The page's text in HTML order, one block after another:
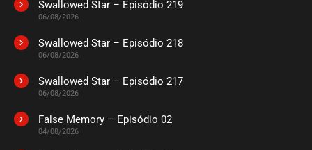
Swallowed Star – Episódio 219
06/08/2026
Swallowed Star – Episódio 218
06/08/2026
Swallowed Star – Episódio 217
06/08/2026
False Memory – Episódio 02
04/08/2026